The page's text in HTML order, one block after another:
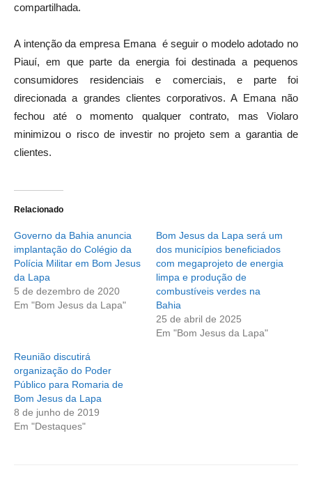
compartilhada.
A intenção da empresa Emana é seguir o modelo adotado no
Piauí, em que parte da energia foi destinada a pequenos
consumidores residenciais e comerciais, e parte foi
direcionada a grandes clientes corporativos. A Emana não
fechou até o momento qualquer contrato, mas Violaro
minimizou o risco de investir no projeto sem a garantia de
clientes.
Relacionado
Governo da Bahia anuncia
implantação do Colégio da
Polícia Militar em Bom Jesus
da Lapa
5 de dezembro de 2020
Em "Bom Jesus da Lapa"
Bom Jesus da Lapa será um
dos municípios beneficiados
com megaprojeto de energia
limpa e produção de
combustíveis verdes na
Bahia
25 de abril de 2025
Em "Bom Jesus da Lapa"
Reunião discutirá
organização do Poder
Público para Romaria de
Bom Jesus da Lapa
8 de junho de 2019
Em "Destaques"